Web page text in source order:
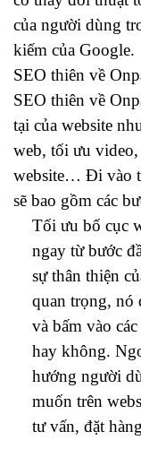
của người dùng
kiếm của Google.
SEO thiên về
SEO thiên về
tại của website
web, tối ưu
website… Đi vào
sẽ bao gồm các
Tối ưu bố cục
ngay từ bước
sự thân thiện
quan trọng, nó
và bấm vào
hay không.
hướng người
muốn trên
tư vấn, đặt